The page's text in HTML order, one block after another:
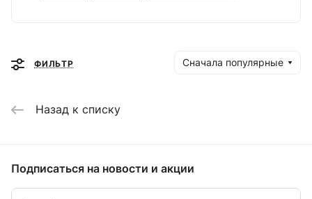
популярными как среди домашних
производительность и дизайн, Acer
развивает свои технологии, включая
облачные сервисы и решения для
ФИЛЬТР Сначала популярные
Назад к списку
Подписаться на новости и акции